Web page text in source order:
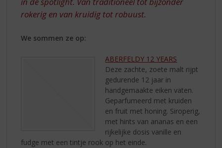
rokerig en van kruidig tot robuust.
We sommen ze op:
ABERFELDY 12 YEARS
Deze zachte, zoete malt rijpt
gedurende 12 jaar in
handgemaakte eiken vaten.
Geparfumeerd met kruiden
en fruit met honing. Siroperig,
met hints van ananas en een
rijkelijke dosis vanille en
fudge met een tintje rook op het einde.